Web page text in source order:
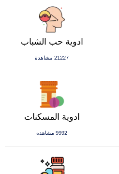
ادوية حب الشباب
21227 مشاهدة
ادوية المسكنات
9992 مشاهدة